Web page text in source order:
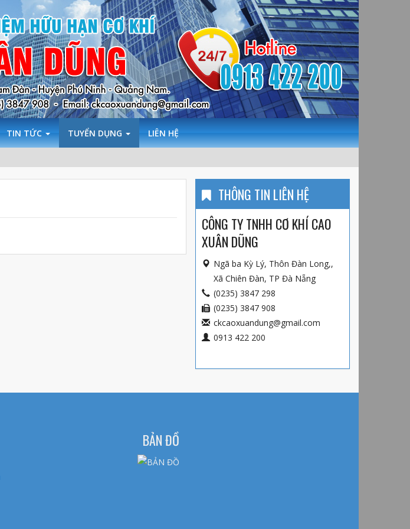
TIN TỨC TUYỂN DỤNG LIÊN HỆ
THÔNG TIN LIÊN HỆ
CÔNG TY TNHH CƠ KHÍ CAO
XUÂN DŨNG
Ngã ba Kỳ Lý, Thôn Đàn Long,,
Xã Chiên Đàn, TP Đà Nẵng
(0235) 3847 298
(0235) 3847 908
ckcaoxuandung@gmail.com
0913 422 200
BẢN ĐỒ